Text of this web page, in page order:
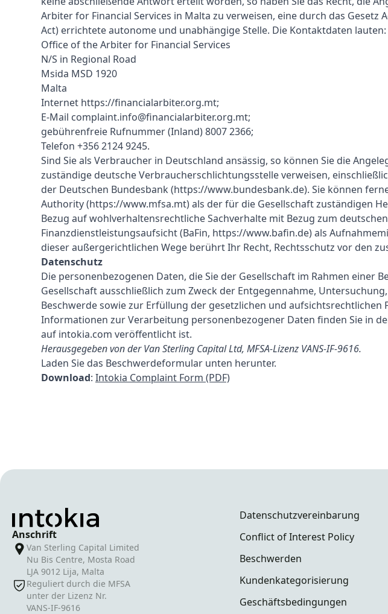
Arbiter for Financial Services in Malta zu verweisen, eine durch das Gesetz
Act) errichtete autonome und unabhängige Stelle. Die Kontaktdaten lauten:
Office of the Arbiter for Financial Services
N/S in Regional Road
Msida MSD 1920
Malta
Internet https://financialarbiter.org.mt;
E-Mail complaint.info@financialarbiter.org.mt;
gebührenfreie Rufnummer (Inland) 8007 2366;
Telefon +356 2124 9245.
Sind Sie als Verbraucher in Deutschland ansässig, so können Sie die
zuständige deutsche Verbraucherschlichtungsstelle verweisen,
der Deutschen Bundesbank (https://www.bundesbank.de). Sie können
Authority (https://www.mfsa.mt) als der für die Gesellschaft zuständigen
Bezug auf wohlverhaltensrechtliche Sachverhalte mit Bezug zum
Finanzdienstleistungsaufsicht (BaFin, https://www.bafin.de) als
dieser außergerichtlichen Wege berührt Ihr Recht, Rechtsschutz vor den
Datenschutz
Die personenbezogenen Daten, die Sie der Gesellschaft im Rahmen einer
Gesellschaft ausschließlich zum Zweck der Entgegennahme,
Beschwerde sowie zur Erfüllung der gesetzlichen und
Informationen zur Verarbeitung personenbezogener Daten finden Sie in
auf intokia.com veröffentlicht ist.
Herausgegeben von der Van Sterling Capital Ltd, MFSA-Lizenz VANS-IF-9616.
Laden Sie das Beschwerdeformular unten herunter.
Download: Intokia Complaint Form (PDF)
Anschrift
Van Sterling Capital Limited
Nu Bis Centre, Mosta Road
LJA 9012 Lija, Malta
Reguliert durch die MFSA
unter der Lizenz Nr.
VANS-IF-9616
Datenschutzvereinbarung
Conflict of Interest Policy
Beschwerden
Kundenkategorisierung
Geschäftsbedingungen